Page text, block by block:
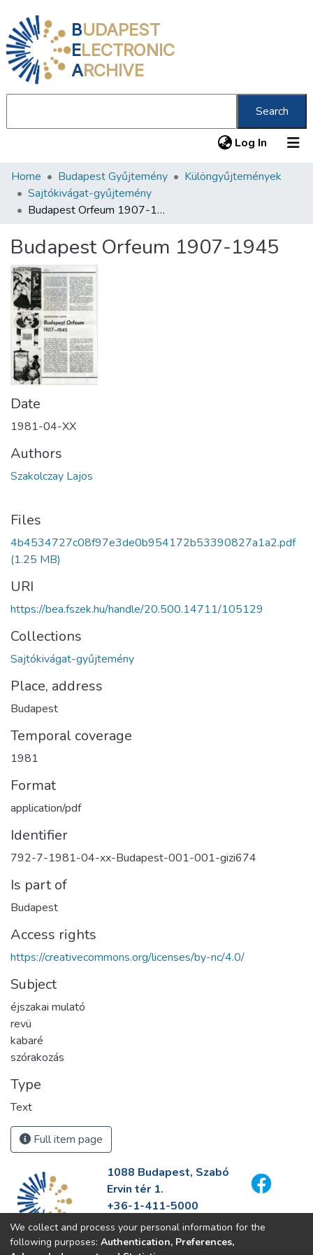
BUDAPEST
ELECTRONIC
ARCHIVE
Search
Log In (current)
Communities & Collections
All of DSpace
About us
Home Budapest Gyűjtemény
Különgyűjtemények
Sajtókivágat-gyűjtemény
Budapest Orfeum 1907-1945
Budapest Orfeum 1907-1945
Date
1981-04-XX
Authors
Szakolczay Lajos
Files
4b4534727c08f97e3de0b954172b53390827a1a2.pdf
(1.25 MB)
URI
https://bea.fszek.hu/handle/20.500.14711/105129
Collections
Sajtókivágat-gyűjtemény
Place, address
Budapest
Temporal coverage
1981
Format
application/pdf
Identifier
792-7-1981-04-xx-Budapest-001-001-gizi674
Is part of
Budapest
Access rights
https://creativecommons.org/licenses/by-nc/4.0/
Subject
éjszakai mulató
revü
kabaré
szórakozás
Type
Text
Full item page
1088 Budapest, Szabó
Ervin tér 1.
+36-1-411-5000
info@fszek.hu
https://fszek.hu
We collect and process your personal information for the
following purposes: Authentication, Preferences,